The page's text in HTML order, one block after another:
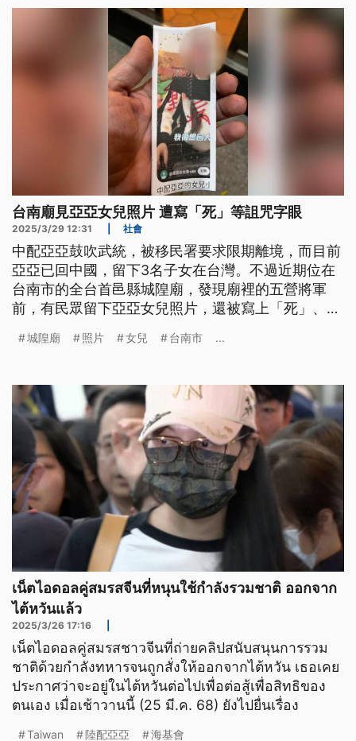
台南廟見亞亞女兒照片 遭寫「死」等詛咒字眼
2025/3/29 12:31 社會
中配亞亞鼓吹武統，被移民署要求限期離境，而目前
亞亞已回中國，留下3名子女在台灣。不過近期位在
台南市的全台首邑縣城隍廟，發現廟裡的五營將軍
前，有民眾留下亞亞女兒照片，還被寫上「死」、
出，以「死」字眼威脅已構成恐嚇罪；警方表示，調
城隍廟 照片 女兒 台南市 ...
เน็ตไอดอลคู่สมรสจีนที่หนุนใช้กำลังรวมชาติ ออกจาก
ไต้หวันแล้ว
2025/3/26 17:16
เน็ตไอดอลคู่สมรสชาวจีนที่ถ่ายคลิปสนับสนุนการรวม
ชาติด้วยกำลังทหารจนถูกสั่งให้ออกจากไต้หวัน เธอเคย
ประกาศว่าจะอยู่ในไต้หวันต่อไปเพื่อต่อสู้เพื่อสิทธิของ
ตนเอง เมื่อเช้าวานนี้ (25 มี.ค. 68) ยังไปยื่นเรื่อง
Taiwan 陸配亞亞 海基會